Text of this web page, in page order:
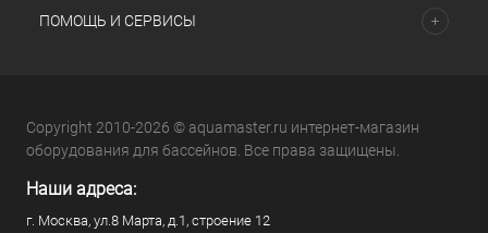
ПОМОЩЬ И СЕРВИСЫ
Copyright 2010-2026 © aquamaster.ru интернет-магазин
оборудования для бассейнов. Все права защищены.
Наши адреса:
г. Москва, ул.8 Марта, д.1, строение 12